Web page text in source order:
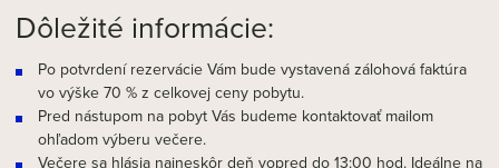
Dôležité informácie:
Po potvrdení rezervácie Vám bude vystavená zálohová faktúra
vo výške 70 % z celkovej ceny pobytu.
Pred nástupom na pobyt Vás budeme kontaktovať mailom
ohľadom výberu večere.
Večere sa hlásia najneskôr deň vopred do 13:00 hod. Ideálne na